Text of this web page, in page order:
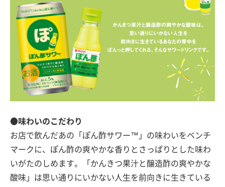
●味わいのこだわり
お店で飲んだあの「ぽん酢サワー™」の味わいをベンチ
マークに、ぽん酢の爽やかな香りとさっぱりとした味わ
いがたのしめます。「かんきつ果汁と醸造酢の爽やかな
酸味」は思い通りにいかない人生を前向きに生きている